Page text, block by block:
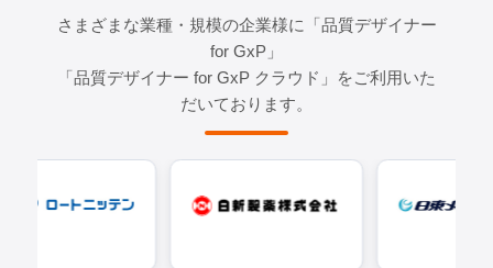
さまざまな業種・規模の企業様に「品質デザイナー
for GxP」
「品質デザイナー for GxP クラウド」をご利用いた
だいております。